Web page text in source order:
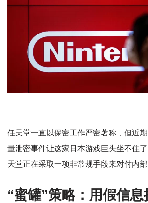
任天堂一直以保密工作严密著称，但近
量泄密事件让这家日本游戏巨头坐不住
天堂正在采取一项非常规手段来对付内部
“蜜罐”策略：用假信息